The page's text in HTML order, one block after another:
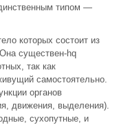
типом —
которых состоит из
существен-hq
так как
самостоятельно.
органов
движения, выделения).
сухопутные, и